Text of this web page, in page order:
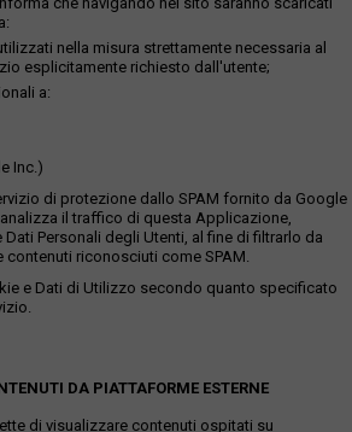
nella misura strettamente necessaria al
esplicitamente richiesto dall'utente;
a:
Inc.)
di protezione dallo SPAM fornito da Google
il traffico di questa Applicazione,
Personali degli Utenti, al fine di filtrarlo da
riconosciuti come SPAM.
e Dati di Utilizzo secondo quanto specificato
DA PIATTAFORME ESTERNE
di visualizzare contenuti ospitati su